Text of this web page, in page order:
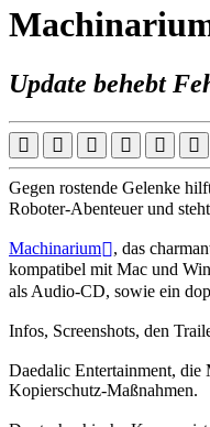
Update behebt
Gegen rostende Gelenke
Roboter-Abenteuer und
Machinarium , das
kompatibel mit Mac und
als Audio-CD, sowie ein
Infos, Screenshots, den
Daedalic Entertainment, die
Kopierschutz-Maßnahmen.